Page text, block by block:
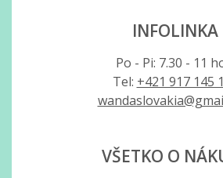
INFOLINKA
Po - Pi: 7.30 - 11
Tel: +421 917 145
VŠETKO O